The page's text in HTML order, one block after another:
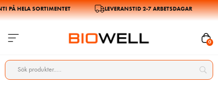
HELA SORTIMENTET LEVERANSTID 2-7 ARBETSDAGAR
0